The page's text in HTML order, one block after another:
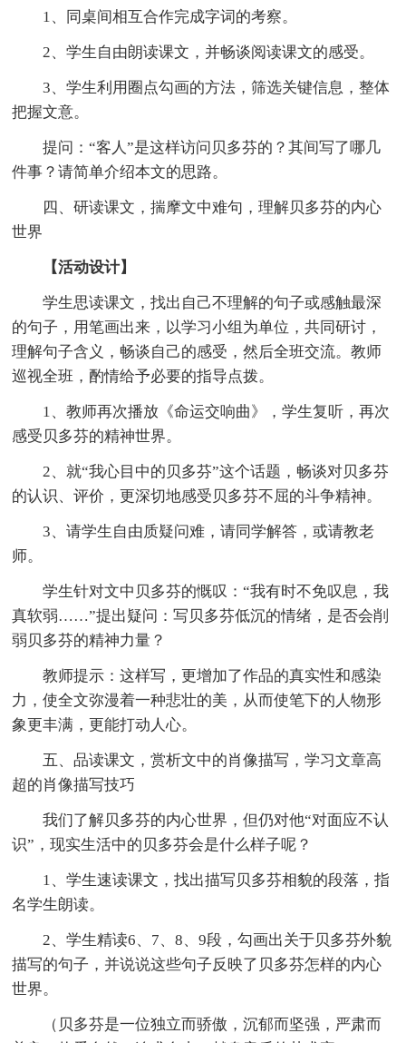
1、同桌间相互合作完成字词的考察。
2、学生自由朗读课文，并畅谈阅读课文的感受。
3、学生利用圈点勾画的方法，筛选关键信息，整体
把握文意。
提问：“客人”是这样访问贝多芬的？其间写了哪几
件事？请简单介绍本文的思路。
四、研读课文，揣摩文中难句，理解贝多芬的内心
世界
【活动设计】
学生思读课文，找出自己不理解的句子或感触最深
的句子，用笔画出来，以学习小组为单位，共同研讨，
理解句子含义，畅谈自己的感受，然后全班交流。教师
巡视全班，酌情给予必要的指导点拨。
1、教师再次播放《命运交响曲》，学生复听，再次
感受贝多芬的精神世界。
2、就“我心目中的贝多芬”这个话题，畅谈对贝多芬
的认识、评价，更深切地感受贝多芬不屈的斗争精神。
3、请学生自由质疑问难，请同学解答，或请教老
师。
学生针对文中贝多芬的慨叹：“我有时不免叹息，我
真软弱……”提出疑问：写贝多芬低沉的情绪，是否会削
弱贝多芬的精神力量？
教师提示：这样写，更增加了作品的真实性和感染
力，使全文弥漫着一种悲壮的美，从而使笔下的人物形
象更丰满，更能打动人心。
五、品读课文，赏析文中的肖像描写，学习文章高
超的肖像描写技巧
我们了解贝多芬的内心世界，但仍对他“对面应不认
识”，现实生活中的贝多芬会是什么样子呢？
1、学生速读课文，找出描写贝多芬相貌的段落，指
名学生朗读。
2、学生精读6、7、8、9段，勾画出关于贝多芬外貌
描写的句子，并说说这些句子反映了贝多芬怎样的内心
世界。
（贝多芬是一位独立而骄傲，沉郁而坚强，严肃而